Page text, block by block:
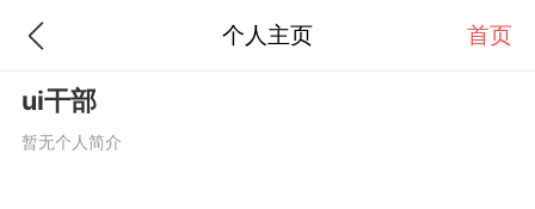
个人主页 首页
ui干部
暂无个人简介